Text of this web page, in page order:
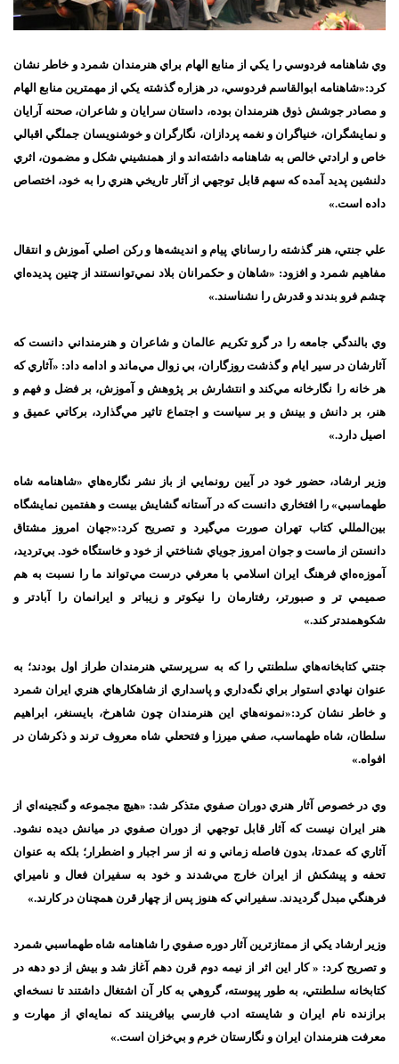
وي شاهنامه فردوسي را يكي از منابع الهام براي هنرمندان شمرد و خاطر نشان
كرد:«شاهنامه ابوالقاسم فردوسي، در هزاره گذشته يكي از مهمترين منابع الهام
و مصادر جوشش ذوق هنرمندان بوده، داستان سرايان و شاعران، صحنه آرايان
و نمايشگران، خنياگران و نغمه پردازان، نگارگران و خوشنويسان جملگي اقبالي
خاص و ارادتي خالص به شاهنامه داشته‌اند و از همنشيني شكل و مضمون، اثري
دلنشين پديد آمده كه سهم قابل توجهي از آثار تاريخي هنري را به خود، اختصاص
داده است.»
علي جنتي، هنر گذشته را رساناي پيام و انديشه‌ها و ركن اصلي آموزش و انتقال
مفاهيم شمرد و افزود: «شاهان و حكمرانان بلاد نمي‌توانستند از چنين پديده‌اي
چشم فرو بندند و قدرش را نشناسند.»
وي بالندگي جامعه را در گرو تكريم عالمان و شاعران و هنرمنداني دانست كه
آثارشان در سير ايام و گذشت روزگاران، بي زوال مي‌ماند و ادامه داد: «آثاري كه
هر خانه را نگارخانه مي‌كند و انتشارش بر پژوهش و آموزش، بر فضل و فهم و
هنر، بر دانش و بينش و بر سياست و اجتماع تاثير مي‌گذارد، بركاتي عميق و
اصيل دارد.»
وزير ارشاد، حضور خود در آيين رونمايي از باز نشر نگاره‌هاي «شاهنامه شاه
طهماسبي» را افتخاري دانست كه در آستانه گشايش بيست و هفتمين نمايشگاه
بين‌المللي كتاب تهران صورت مي‌گيرد و تصريح كرد:«جهان امروز مشتاق
دانستن از ماست و جوان امروز جوياي شناختي از خود و خاستگاه خود. بي‌ترديد،
آموزه‌ه‌اي فرهنگ ايران اسلامي با معرفي درست مي‌تواند ما را نسبت به هم
صميمي تر و صبورتر، رفتارمان را نيكوتر و زيباتر و ايرانمان را آبادتر و
شكوهمندتر كند.»
جنتي كتابخانه‌هاي سلطنتي را كه به سرپرستي هنرمندان طراز اول بودند؛ به
عنوان نهادي استوار براي نگه‌داري و پاسداري از شاهكارهاي هنري ايران شمرد
و خاطر نشان كرد:«نمونه‌هاي اين هنرمندان چون شاهرخ، بايسنغر، ابراهيم
سلطان، شاه طهماسب، صفي ميرزا و فتحعلي شاه معروف ترند و ذكرشان در
افواه.»
وي در خصوص آثار هنري دوران صفوي متذكر شد: «هيچ مجموعه و گنجينه‌اي از
هنر ايران نيست كه آثار قابل توجهي از دوران صفوي در ميانش ديده نشود.
آثاري كه عمدتا، بدون فاصله زماني و نه از سر اجبار و اضطرار؛ بلكه به عنوان
تحفه و پيشكش از ايران خارج مي‌شدند و خود به سفيران فعال و ناميراي
فرهنگي مبدل گرديدند. سفيراني كه هنوز پس از چهار قرن همچنان در كارند.»
وزير ارشاد يكي از ممتازترين آثار دوره صفوي را شاهنامه شاه طهماسبي شمرد
و تصريح كرد: « كار اين اثر از نيمه دوم قرن دهم آغاز شد و بيش از دو دهه در
كتابخانه سلطنتي، به طور پيوسته، گروهي به كار آن اشتغال داشتند تا نسخه‌اي
برازنده نام ايران و شايسته ادب فارسي بيافرينند كه نمايه‌اي از مهارت و
معرفت هنرمندان ايران و نگارستان خرم و بي‌خزان است.»